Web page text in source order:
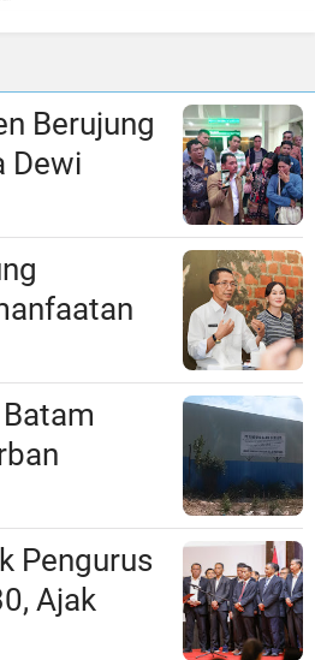
Berujung
Dewi
RS Awal
Hingga
Laporan ke
di
Pengurus
Ajak
dan